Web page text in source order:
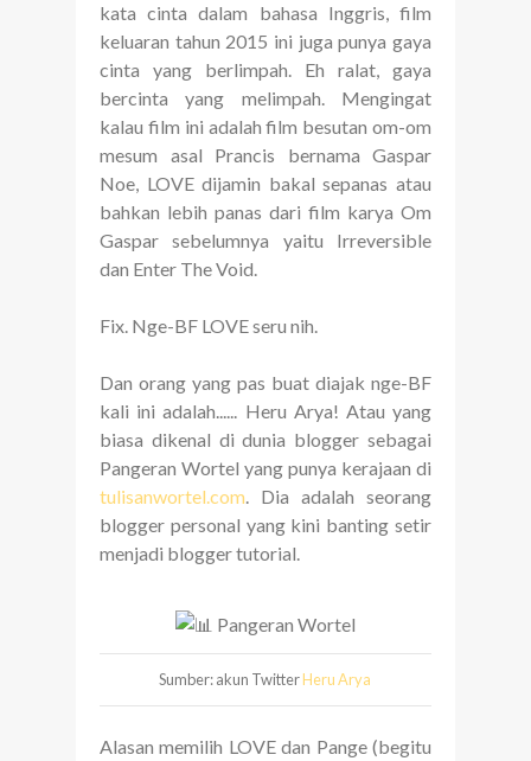
kata cinta dalam bahasa Inggris, film
keluaran tahun 2015 ini juga punya gaya
cinta yang berlimpah. Eh ralat, gaya
bercinta yang melimpah. Mengingat
kalau film ini adalah film besutan om-om
mesum asal Prancis bernama Gaspar
Noe, LOVE dijamin bakal sepanas atau
bahkan lebih panas dari film karya Om
Gaspar sebelumnya yaitu Irreversible
dan Enter The Void.
Fix. Nge-BF LOVE seru nih.
Dan orang yang pas buat diajak nge-BF
kali ini adalah...... Heru Arya! Atau yang
biasa dikenal di dunia blogger sebagai
Pangeran Wortel yang punya kerajaan di
tulisanwortel.com. Dia adalah seorang
blogger personal yang kini banting setir
menjadi blogger tutorial.
Sumber: akun TwitterHeru Arya
Alasan memilih LOVE dan Pange (begitu